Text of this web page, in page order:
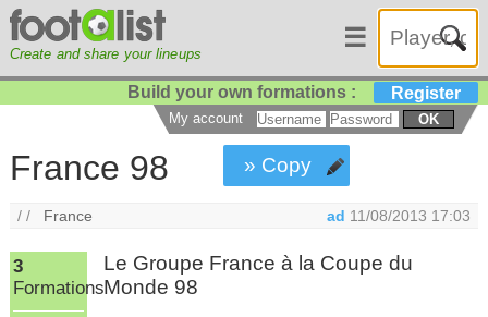
Create and share your lineups
☰
Build your own formations : Register
My account OK
France 98 » Copy
/ / France ad 11/08/2013 17:03
3
Formations
Le Groupe France à la Coupe du
Monde 98